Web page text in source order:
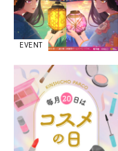
EVENT